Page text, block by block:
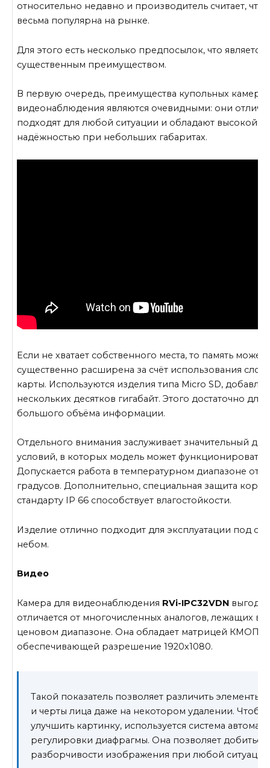
относительно недавно и производитель считает, что
весьма популярна на рынке.
Для этого есть несколько предпосылок, что является
существенным преимуществом.
В первую очередь, преимущества купольных камер
видеонаблюдения являются очевидными: они
подходят для любой ситуации и обладают высокой
надёжностью при небольших габаритах.
Если не хватает собственного места, то память может
существенно расширена за счёт использования
карты. Используются изделия типа Micro SD,
нескольких десятков гигабайт. Этого достаточно для
большого объёма информации.
Отдельного внимания заслуживает значительный
условий, в которых модель может функционировать.
Допускается работа в температурном диапазоне от -
градусов. Дополнительно, специальная защита
стандарту IP 66 способствует влагостойкости.
Изделие отлично подходит для эксплуатации под
небом.
Видео
Камера для видеонаблюдения RVi-IPC32VDN
отличается от многочисленных аналогов, лежащих в
ценовом диапазоне. Она обладает матрицей КМОП,
обеспечивающей разрешение 1920х1080.
Такой показатель позволяет различить элементы
и черты лица даже на некотором удалении. Чтобы
улучшить картинку, используется система
регулировки диафрагмы. Она позволяет добиться
разборчивости изображения при любой